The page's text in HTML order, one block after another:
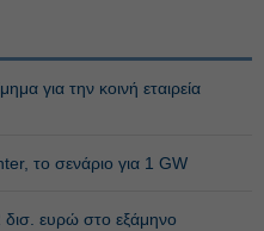
για την κοινή εταιρεία
το σενάριο για 1 GW
ευρώ στο εξάμηνο